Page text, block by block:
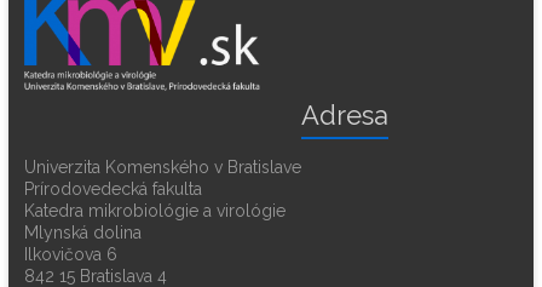
Adresa
Univerzita Komenského v Bratislave
Prírodovedecká fakulta
Katedra mikrobiológie a virológie
Mlynská dolina
Ilkovičova 6
842 15 Bratislava 4